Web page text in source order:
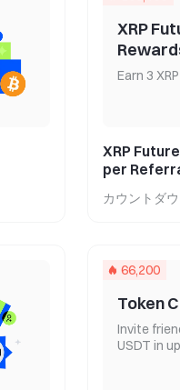
XRP
Earn 3
XRP
per
カウントダ
66,200
Token
Invite
USDT in